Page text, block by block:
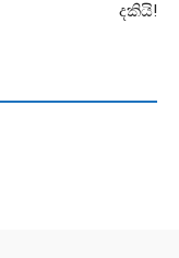
දකියි!